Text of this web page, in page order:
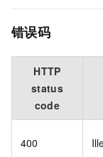
错误码
HTTP
status
code
400